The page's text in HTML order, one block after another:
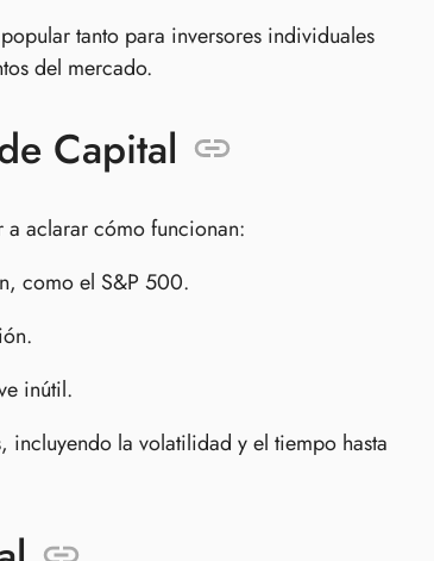
tanto para inversores individuales
del mercado.
Capital
a aclarar cómo funcionan:
como el S&P 500.
inútil.
la volatilidad y el tiempo hasta